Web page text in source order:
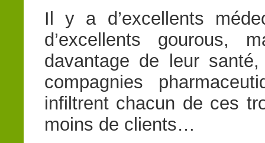
Il y a d’excellents
d’excellents gourous,
davantage de leur
compagnies
infiltrent chacun de ces
moins de clients…